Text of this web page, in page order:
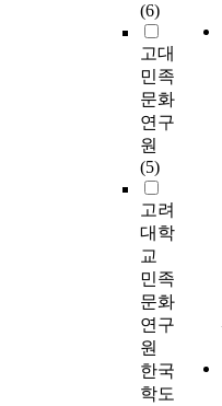
(6)
고대
민족
문화
연구
원
(5)
고려
대학
교
민족
문화
연구
원
한국
학도